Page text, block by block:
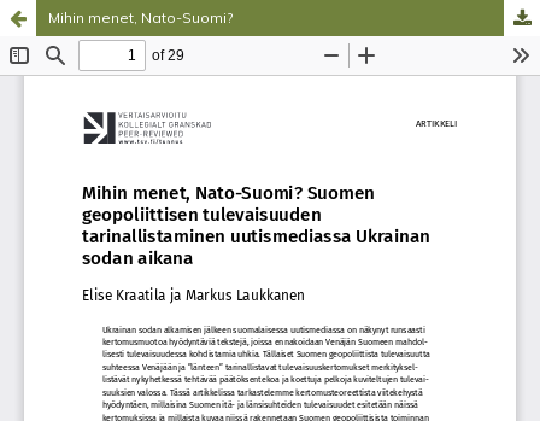
Mihin menet, Nato-Suomi?
Palvelua ylläpitää